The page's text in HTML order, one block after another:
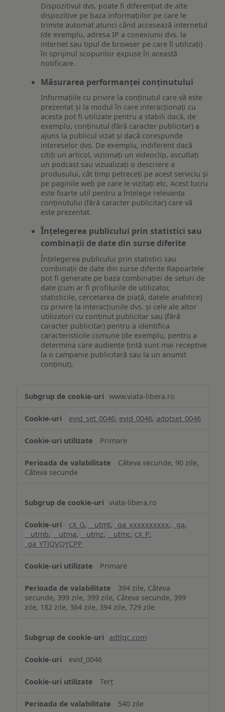
Dispozitivul dvs. poate fi diferențiat de alte
dispozitive pe baza informațiilor pe care le
trimite automat atunci când accesează internetul
(de exemplu, adresa IP a conexiunii dvs. la
internet sau tipul de browser pe care îl utilizați)
în sprijinul scopurilor expuse în această
notificare.
Măsurarea performanței conținutului
Informațiile cu privire la conținutul care vă este
prezentat și la modul în care interacționați cu
acesta pot fi utilizate pentru a stabili dacă, de
exemplu, conținutul (fără caracter publicitar) a
ajuns la publicul vizat și dacă corespunde
intereselor dvs. De exemplu, indiferent dacă
citiți un articol, vizionați un videoclip, ascultați
un podcast sau vizualizați o descriere a
produsului, cât timp petreceți pe acest serviciu și
pe paginile web pe care le vizitați etc. Acest lucru
este foarte util pentru a înțelege relevanța
conținutului (fără caracter publicitar) care vă
este prezentat.
Înțelegerea publicului prin statistici sau
combinații de date din surse diferite
Înțelegerea publicului prin statistici sau
combinații de date din surse diferite Rapoartele
pot fi generate pe baza combinației de seturi de
date (cum ar fi profilurile de utilizator,
statisticile, cercetarea de piață, datele analitice)
cu privire la interacțiunile dvs. și cele ale altor
utilizatori cu conținut publicitar sau (fără
caracter publicitar) pentru a identifica
caracteristicile comune (de exemplu, pentru a
determina care audiențe țintă sunt mai receptive
la o campanie publicitară sau la un anumit
conținut).
www.viata-libera.ro
evid_set_0046, evid_0046, adptset_0046
Primare
Câteva secunde, 90 zile,
Câteva secunde
viata-libera.ro
cX_G, __utmt, _ga_xxxxxxxxxx, _ga,
__utmb, __utma, __utmz, __utmc, cX_P,
_ga_YTJQVQYCPP
Primare
394 zile, Câteva
secunde, 399 zile, 399 zile, Câteva secunde, 399
zile, 182 zile, 364 zile, 394 zile, 729 zile
adtlgc.com
evid_0046
Terț
540 zile